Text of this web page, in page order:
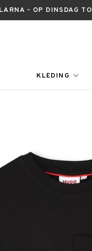
- OP DINSDAG
KLEDING